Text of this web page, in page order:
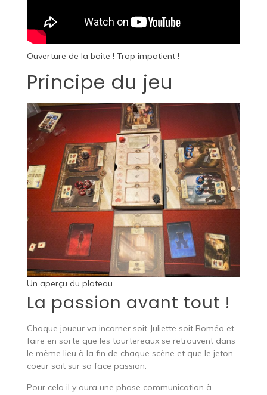
Ouverture de la boite ! Trop impatient !
Principe du jeu
Un aperçu du plateau
La passion avant tout !
Chaque joueur va incarner soit Juliette soit Roméo et
faire en sorte que les tourtereaux se retrouvent dans
le même lieu à la fin de chaque scène et que le jeton
coeur soit sur sa face passion.
Pour cela il y aura une phase communication à